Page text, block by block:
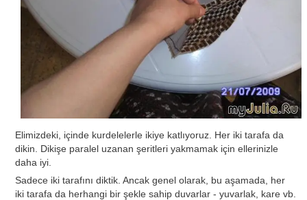
Elimizdeki, içinde kurdelelerle ikiye katlıyoruz. Her iki tarafa da
dikin. Dikişe paralel uzanan şeritleri yakmamak için ellerinizle
daha iyi.
Sadece iki tarafını diktik. Ancak genel olarak, bu aşamada, her
iki tarafa da herhangi bir şekle sahip duvarlar - yuvarlak, kare vb.